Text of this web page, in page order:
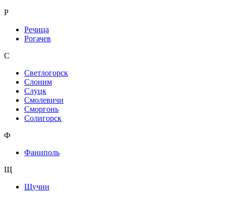
Р
Речица
Рогачев
С
Светлогорск
Слоним
Слуцк
Смолевичи
Сморгонь
Солигорск
Ф
Фаниполь
Щ
Щучин